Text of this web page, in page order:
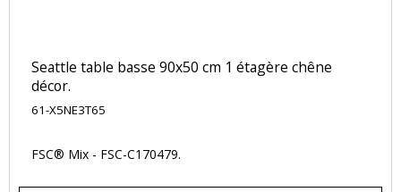
Seattle table basse 90x50 cm 1 étagère chêne
décor.
61-X5NE3T65
FSC® Mix - FSC-C170479.